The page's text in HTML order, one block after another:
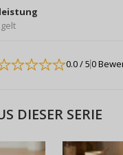
0.0/ 50
DIESER SERIE